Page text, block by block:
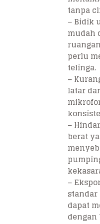
tanpa
– Bidik
mudah
perlu
telinga.
–
latar
–
berat
–
standar
dapat
dengan